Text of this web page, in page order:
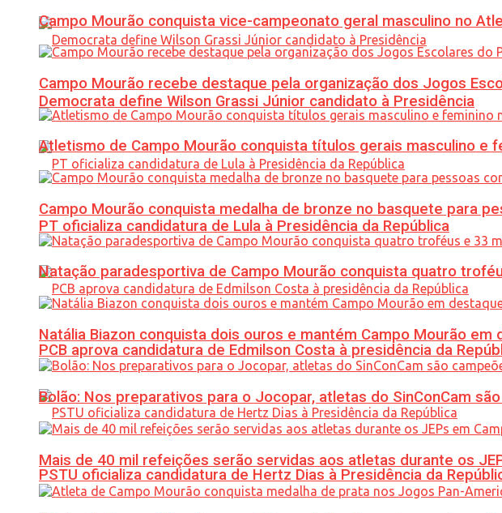
Democrata define Wilson Grassi Júnior candidato à Presidência
PT oficializa candidatura de Lula à Presidência da República
PCB aprova candidatura de Edmilson Costa à presidência da
PSTU oficializa candidatura de Hertz Dias à Presidência da
Campo Mourão conquista vice-campeonato geral masculino no
Campo Mourão recebe destaque pela organização dos Jogos
Atletismo de Campo Mourão conquista títulos gerais masculino e
Campo Mourão conquista medalha de bronze no basquete para
Natação paradesportiva de Campo Mourão conquista quatro
Natália Biazon conquista dois ouros e mantém Campo Mourão em
Bolão: Nos preparativos para o Jocopar, atletas do SinConCam
Mais de 40 mil refeições serão servidas aos atletas durante os